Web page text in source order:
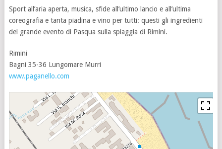
Sport all’aria aperta, musica, sfide all’ultimo lancio e all’ultima
coreografia e tanta piadina e vino per tutti: questi gli ingredienti
del grande evento di Pasqua sulla spiaggia di Rimini.
Rimini
Bagni 35-36 Lungomare Murri
www.paganello.com